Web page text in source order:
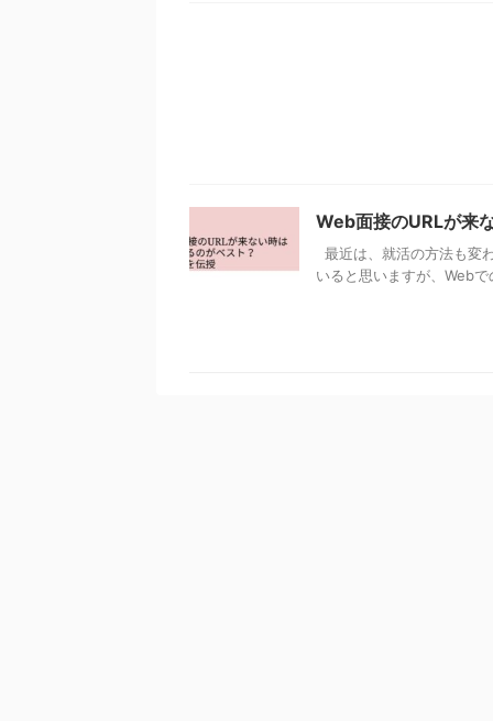
Web面接のURLが来
最近は、就活の方法も変
いると思いますが、Web